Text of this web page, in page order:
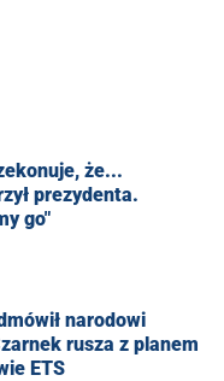
że...
prezydenta.
go"
narodowi
rusza z planem
ETS